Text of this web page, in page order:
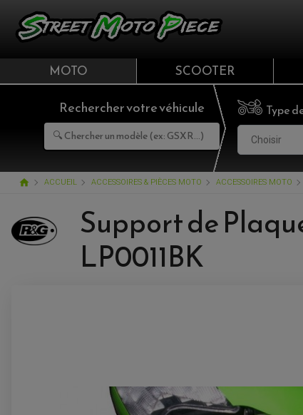
MOTO SCOOTER
Rechercher votre véhicule Type
Choisir
home ACCUEIL ACCESSOIRES & PIÈCES MOTO ACCESSOIRES MOTO
Support de
LP0011BK